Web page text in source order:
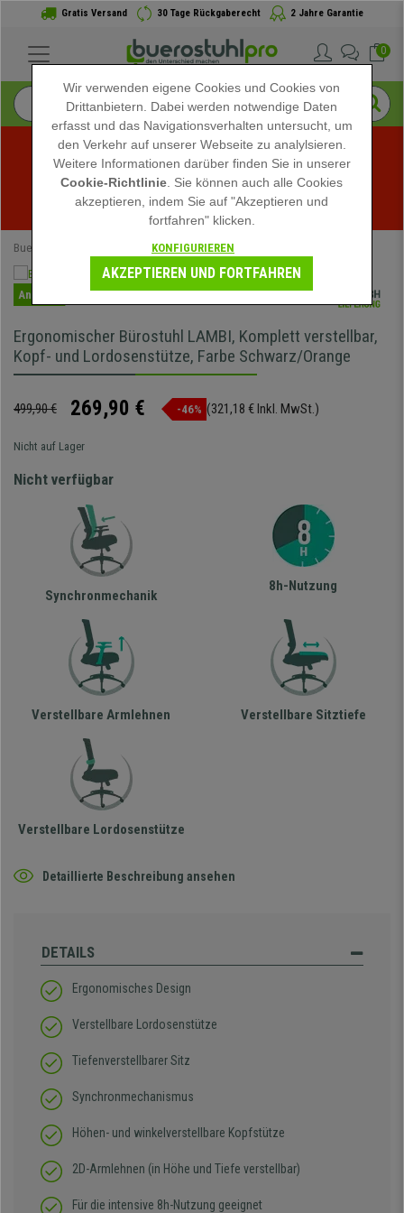
Gratis Versand 30 Tage Rückgaberecht 2 Jahre Garantie
0
Sommerschlussverkauf bei buerostuhlpro! Exklusive
Rabatte für kurze Zeit - Aktion ansehen -
Buerostuhlpro Ergonomische Bürostühle
Angebot
Ergonomischer Bürostuhl LAMBI, Komplett verstellbar,
Kopf- und Lordosenstütze, Farbe Schwarz/Orange
499,90 € 269,90 € -46% (321,18 € Inkl. MwSt.)
Nicht auf Lager
Nicht verfügbar
Synchronmechanik
8h-Nutzung
Verstellbare Armlehnen Verstellbare Sitztiefe
Verstellbare Lordosenstütze
Detaillierte Beschreibung ansehen
DETAILS
Ergonomisches Design
Verstellbare Lordosenstütze
Tiefenverstellbarer Sitz
Synchronmechanismus
Höhen- und winkelverstellbare Kopfstütze
2D-Armlehnen (in Höhe und Tiefe verstellbar)
Für die intensive 8h-Nutzung geeignet
Wir verwenden eigene Cookies und Cookies von
Drittanbietern. Dabei werden notwendige Daten
erfasst und das Navigationsverhalten untersucht, um
den Verkehr auf unserer Webseite zu analylsieren.
Weitere Informationen darüber finden Sie in unserer
Cookie-Richtlinie . Sie können auch alle Cookies
akzeptieren, indem Sie auf "Akzeptieren und
fortfahren" klicken.
KONFIGURIEREN
AKZEPTIEREN UND FORTFAHREN